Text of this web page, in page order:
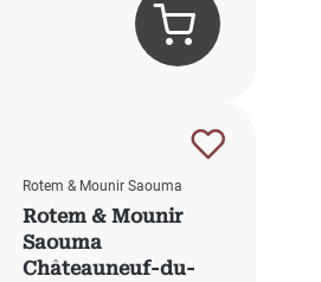
Rotem & Mounir Saouma
Rotem & Mounir
Saouma
Châteauneuf-du-